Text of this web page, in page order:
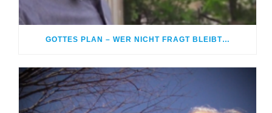
GOTTES PLAN – WER NICHT FRAGT BLEIBT…